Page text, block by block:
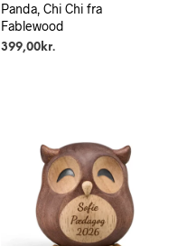
Panda, Chi Chi fra
Fablewood
399,00kr.